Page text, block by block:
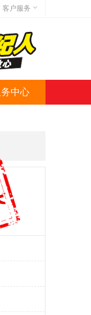
客户服务
网站地图
网站简介
中心